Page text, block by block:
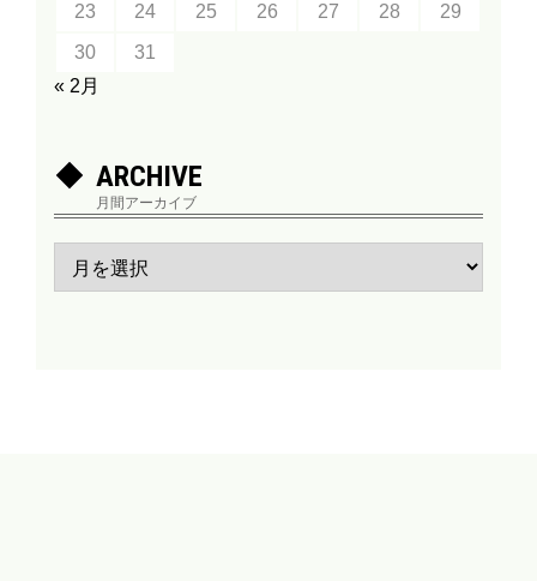
23
24 25 26 27 28
29
30
31
« 2月
ARCHIVE
月間アーカイブ